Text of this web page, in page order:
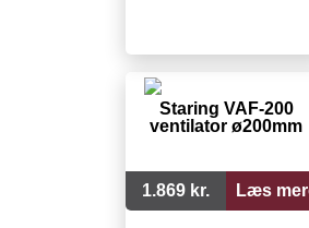
Staring VAF-200
ventilator ø200mm
1.869 kr. Læs